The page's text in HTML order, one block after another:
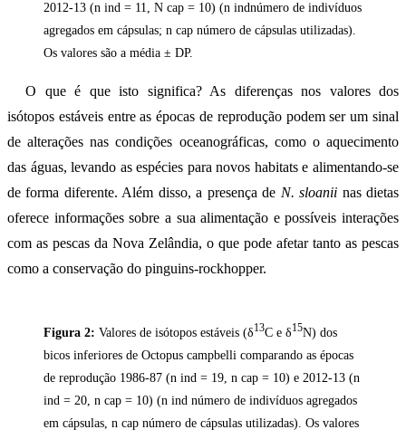
2012-13 (n ind = 11, N cap = 10) (n indnúmero de indivíduos
agregados em cápsulas; n cap número de cápsulas utilizadas).
Os valores são a média ± DP.
O que é que isto significa? As diferenças nos valores dos
isótopos estáveis entre as épocas de reprodução podem ser um sinal
de alterações nas condições oceanográficas, como o aquecimento
das águas, levando as espécies para novos habitats e alimentando-se
de forma diferente. Além disso, a presença de N. sloanii nas dietas
oferece informações sobre a sua alimentação e possíveis interações
com as pescas da Nova Zelândia, o que pode afetar tanto as pescas
como a conservação do pinguins-rockhopper.
Figura 2: Valores de isótopos estáveis (δ13C e δ15N) dos
bicos inferiores de Octopus campbelli comparando as épocas
de reprodução 1986-87 (n ind = 19, n cap = 10) e 2012-13 (n
ind = 20, n cap = 10) (n ind número de indivíduos agregados
em cápsulas, n cap número de cápsulas utilizadas). Os valores